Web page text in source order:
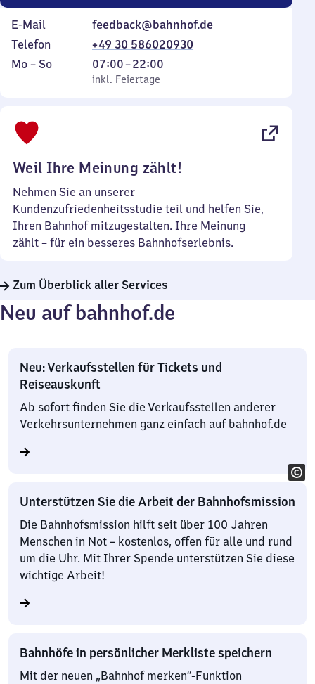
E-Mail
feedback@bahnhof.de
Telefon
+49 30 586020930
Montag
Mo – So,
inkl. Feiertage
07:00–22:00
Von
7
inkl. Feiertage
Weil Ihre Meinung zählt!
Nehmen Sie an unserer
Kundenzufriedenheitsstudie teil und helfen Sie,
Ihren Bahnhof mitzugestalten. Ihre Meinung
zählt – für ein besseres Bahnhofserlebnis.
Zum Überblick aller Services
Neu auf bahnhof.de
Neu: Verkaufsstellen für Tickets und
Reiseauskunft
Ab sofort finden Sie die Verkaufsstellen anderer
Verkehrsunternehmen ganz einfach auf bahnhof.de
Unterstützen Sie die Arbeit der Bahnhofsmission
Die Bahnhofsmission hilft seit über 100 Jahren
Menschen in Not – kostenlos, offen für alle und rund
um die Uhr. Mit Ihrer Spende unterstützen Sie diese
wichtige Arbeit!
Bahnhöfe in persönlicher Merkliste speichern
Mit der neuen „Bahnhof merken“-Funktion